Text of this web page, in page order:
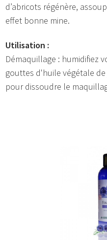
d’abricots régénère,
effet bonne mine.
Utilisation :
Démaquillage : humidifiez
gouttes d'huile végétale
pour dissoudre le